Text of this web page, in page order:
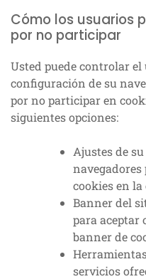
Cómo los usuarios
por no participar
Usted puede controlar el
configuración de su
por no participar en
siguientes opciones:
Ajustes de
cookies en
Banner del
para aceptar
banner de
servicios